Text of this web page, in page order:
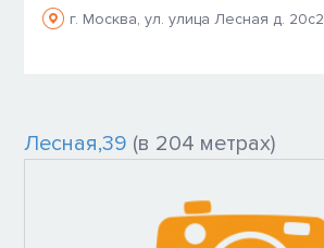
г. Москва, ул. улица Лесная д. 20с2
Лесная,39 (в 204 метрах)